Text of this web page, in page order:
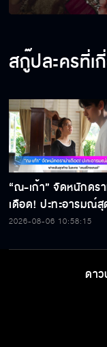
สกู๊ปละครที่เ
“ณ-เก้า” จัดหนักดร
เดือด! ปะทะอารมณ์สุ
กดดัน ฟางเส้นสุดท้าย
2026-08-06 10:58:15
ดาว